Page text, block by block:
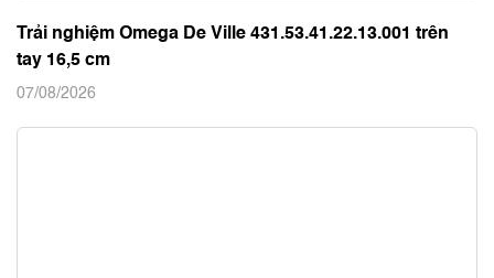
Trải nghiệm Omega De Ville 431.53.41.22.13.001 trên
tay 16,5 cm
07/08/2026